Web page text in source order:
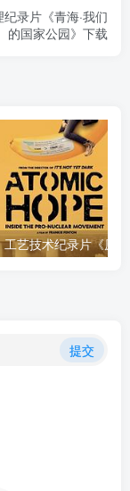
纪录片《青海·我们
的国家公园》下载
提交